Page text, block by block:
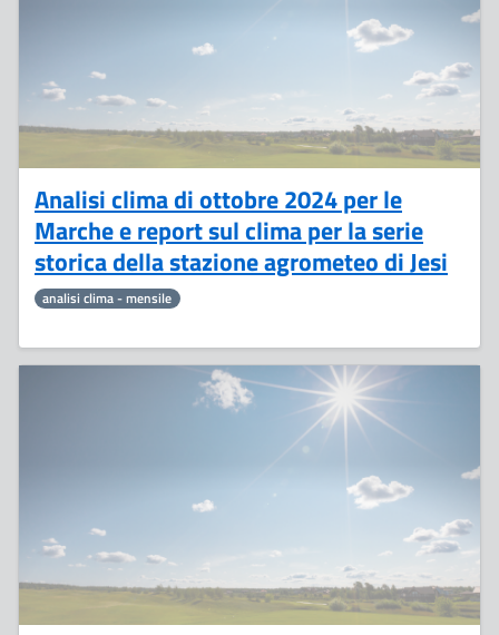
Analisi clima di ottobre 2024 per le
Marche e report sul clima per la serie
storica della stazione agrometeo di Jesi
analisi clima - mensile